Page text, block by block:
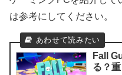
は参考にしてください。
Fall
る？